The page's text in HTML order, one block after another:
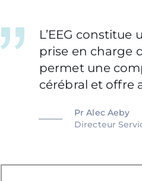
L’EEG
prise en charge
permet une
cérébral et offre
Pr Alec Aeby
Directeur